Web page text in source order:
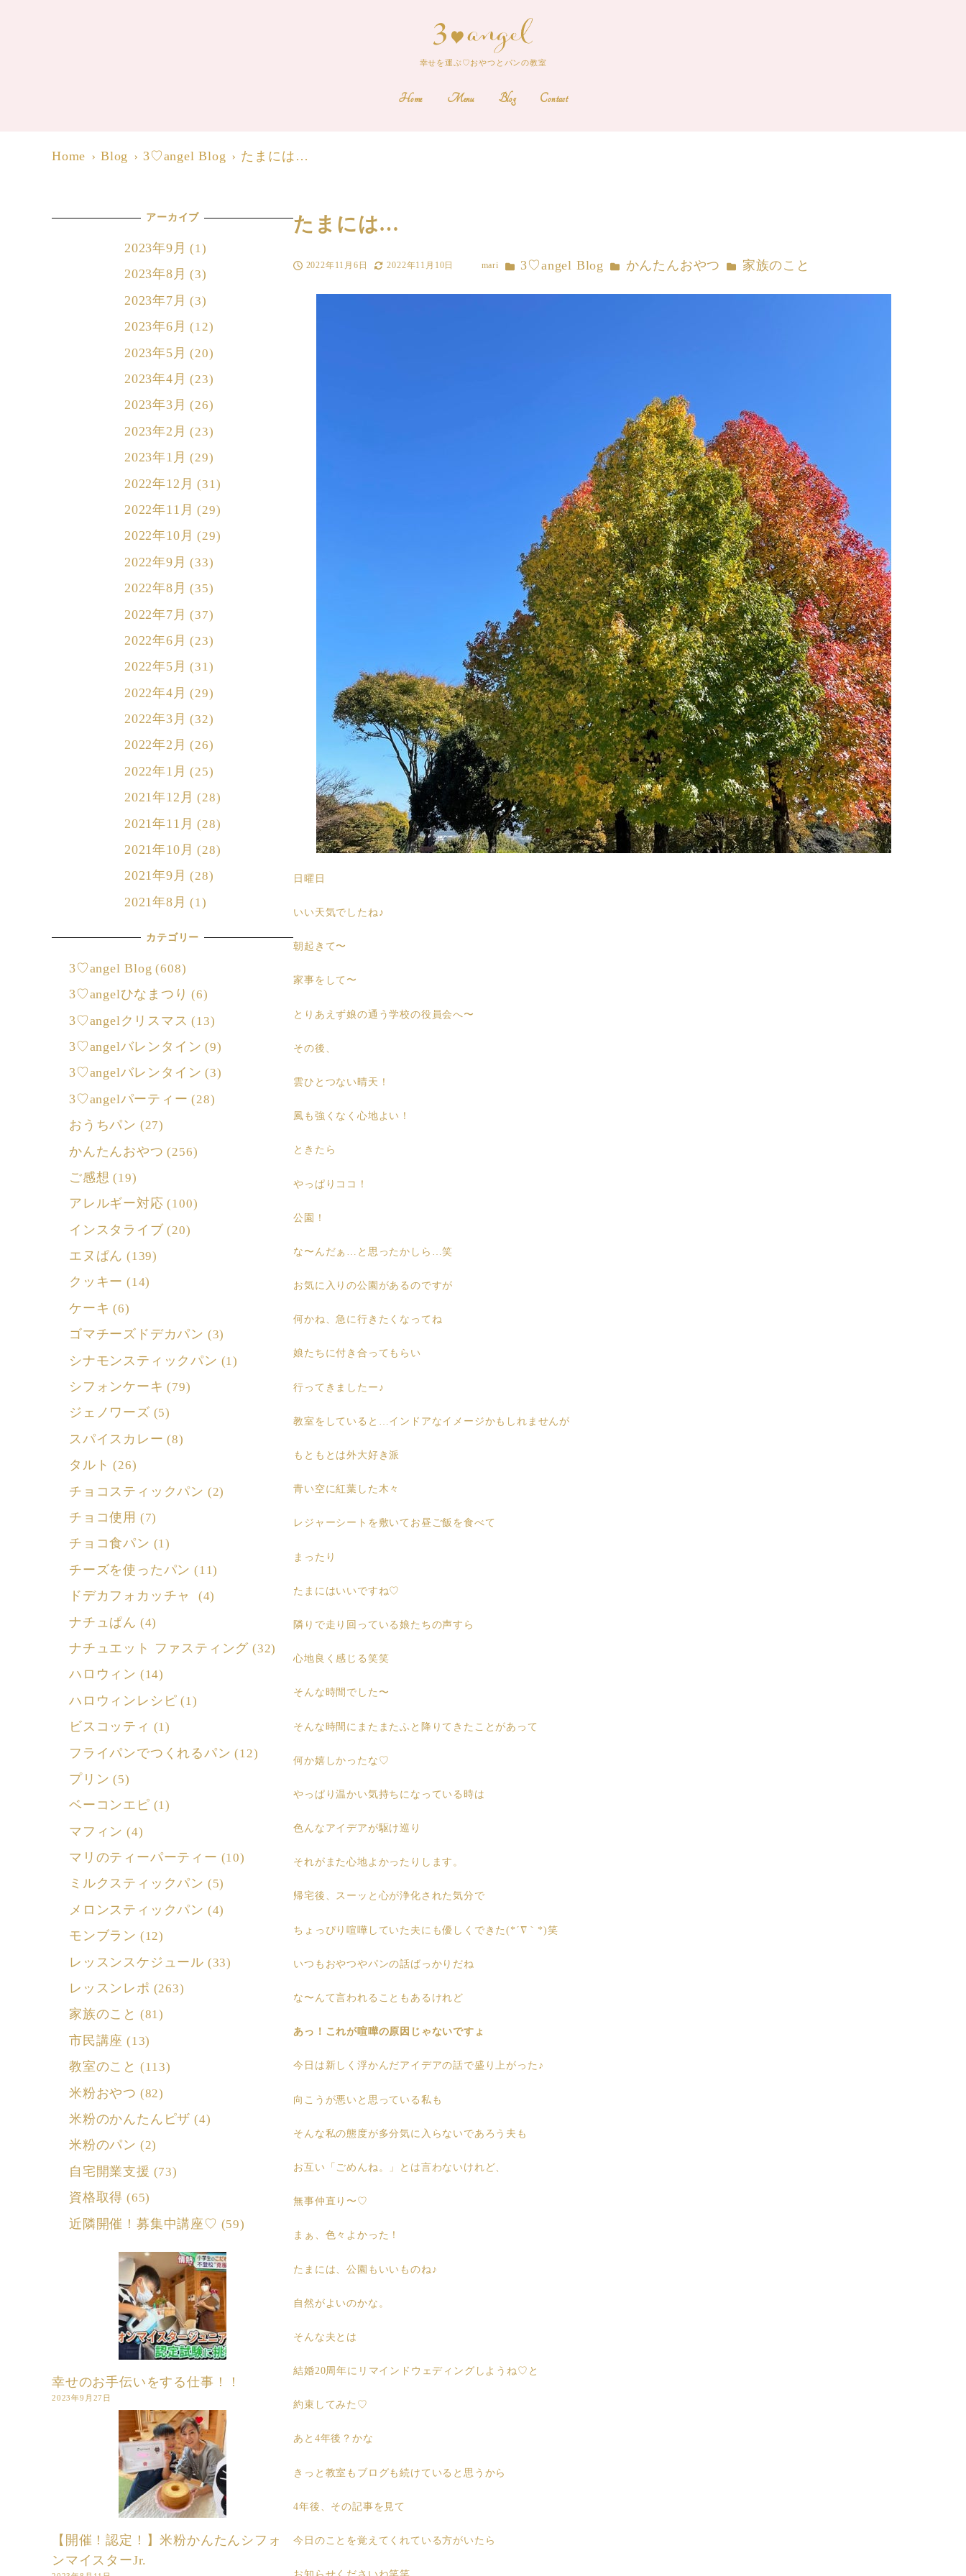
幸せを運ぶ♡おやつとパンの教室
Home Menu Blog Contact
Home Blog 3♡angel Blog たまには…
たまには…
投稿日
2022年11月6日
更新日
2022年11月10日 mari カテゴリー
3♡angel Blog カテゴリー
かんたんおやつ カテゴリー
家族のこと
日曜日
いい天気でしたね♪
朝起きて〜
家事をして〜
とりあえず娘の通う学校の役員会へ〜
その後、
雲ひとつない晴天！
風も強くなく心地よい！
ときたら
やっぱりココ！
公園！
な〜んだぁ…と思ったかしら…笑
お気に入りの公園があるのですが
何かね、急に行きたくなってね
娘たちに付き合ってもらい
行ってきましたー♪
教室をしていると…インドアなイメージかもしれませんが
もともとは外大好き派
青い空に紅葉した木々
レジャーシートを敷いてお昼ご飯を食べて
まったり
たまにはいいですね♡
隣りで走り回っている娘たちの声すら
心地良く感じる笑笑
そんな時間でした〜
そんな時間にまたまたふと降りてきたことがあって
何か嬉しかったな♡
やっぱり温かい気持ちになっている時は
色んなアイデアが駆け巡り
それがまた心地よかったりします。
帰宅後、スーッと心が浄化された気分で
ちょっぴり喧嘩していた夫にも優しくできた(*´∇｀*)笑
いつもおやつやパンの話ばっかりだね
な〜んて言われることもあるけれど
あっ！これが喧嘩の原因じゃないですょ
今日は新しく浮かんだアイデアの話で盛り上がった♪
向こうが悪いと思っている私も
そんな私の態度が多分気に入らないであろう夫も
お互い「ごめんね。」とは言わないけれど、
無事仲直り〜♡
まぁ、色々よかった！
たまには、公園もいいものね♪
自然がよいのかな。
そんな夫とは
結婚20周年にリマインドウェディングしようね♡と
約束してみた♡
あと4年後？かな
きっと教室もブログも続けていると思うから
4年後、その記事を見て
今日のことを覚えてくれている方がいたら
アーカイブ
2023年9月 (1)
2023年8月 (3)
2023年7月 (3)
2023年6月 (12)
2023年5月 (20)
2023年4月 (23)
2023年3月 (26)
2023年2月 (23)
2023年1月 (29)
2022年12月 (31)
2022年11月 (29)
2022年10月 (29)
2022年9月 (33)
2022年8月 (35)
2022年7月 (37)
2022年6月 (23)
2022年5月 (31)
2022年4月 (29)
2022年3月 (32)
2022年2月 (26)
2022年1月 (25)
2021年12月 (28)
2021年11月 (28)
2021年10月 (28)
2021年9月 (28)
2021年8月 (1)
カテゴリー
3♡angel Blog (608)
3♡angelひなまつり (6)
3♡angelクリスマス (13)
3♡angelバレンタイン (9)
3♡angelバレンタイン (3)
3♡angelパーティー (28)
おうちパン (27)
かんたんおやつ (256)
ご感想 (19)
アレルギー対応 (100)
インスタライブ (20)
エヌぱん (139)
クッキー (14)
ケーキ (6)
ゴマチーズドデカパン (3)
シナモンスティックパン (1)
シフォンケーキ (79)
ジェノワーズ (5)
スパイスカレー (8)
タルト (26)
チョコスティックパン (2)
チョコ使用 (7)
チョコ食パン (1)
チーズを使ったパン (11)
ドデカフォカッチャ (4)
ナチュぱん (4)
ナチュエット ファスティング (32)
ハロウィン (14)
ハロウィンレシピ (1)
ビスコッティ (1)
フライパンでつくれるパン (12)
プリン (5)
ベーコンエピ (1)
マフィン (4)
マリのティーパーティー (10)
ミルクスティックパン (5)
メロンスティックパン (4)
モンブラン (12)
レッスンスケジュール (33)
レッスンレポ (263)
家族のこと (81)
市民講座 (13)
教室のこと (113)
米粉おやつ (82)
米粉のかんたんピザ (4)
米粉のパン (2)
自宅開業支援 (73)
資格取得 (65)
近隣開催！募集中講座♡ (59)
幸せのお手伝いをする仕事！！
2023年9月27日
【開催！認定！】米粉かんたんシフォ
ンマイスターJr.